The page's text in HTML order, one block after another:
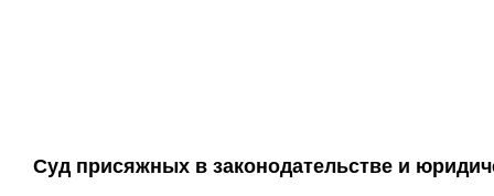
Суд присяжных в законодательстве и